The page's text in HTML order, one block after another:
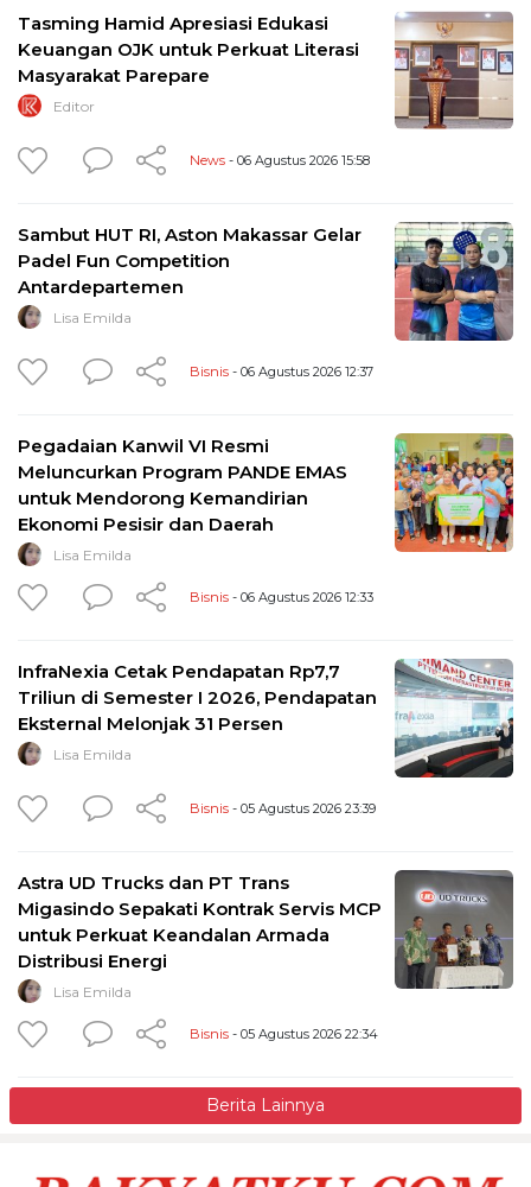
Tasming Hamid Apresiasi Edukasi
Keuangan OJK untuk Perkuat Literasi
Masyarakat Parepare
Editor
News - 06 Agustus 2026 15:58
Sambut HUT RI, Aston Makassar Gelar
Padel Fun Competition
Antardepartemen
Lisa Emilda
Bisnis - 06 Agustus 2026 12:37
Pegadaian Kanwil VI Resmi
Meluncurkan Program PANDE EMAS
untuk Mendorong Kemandirian
Ekonomi Pesisir dan Daerah
Lisa Emilda
Bisnis - 06 Agustus 2026 12:33
InfraNexia Cetak Pendapatan Rp7,7
Triliun di Semester I 2026, Pendapatan
Eksternal Melonjak 31 Persen
Lisa Emilda
Bisnis - 05 Agustus 2026 23:39
Astra UD Trucks dan PT Trans
Migasindo Sepakati Kontrak Servis MCP
untuk Perkuat Keandalan Armada
Distribusi Energi
Lisa Emilda
Bisnis - 05 Agustus 2026 22:34
Berita Lainnya